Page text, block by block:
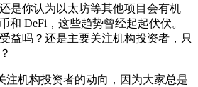
是你认为以太坊等其他项目会有机
和 DeFi，这些趋势曾经起起伏伏。
益吗？还是主要关注机构投资者，只
注机构投资者的动向，因为大家总是